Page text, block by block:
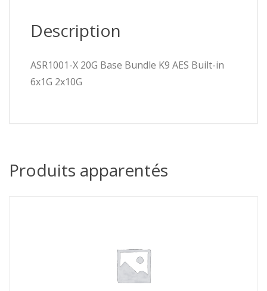
Description
ASR1001-X 20G Base Bundle K9 AES Built-in
6x1G 2x10G
Produits apparentés